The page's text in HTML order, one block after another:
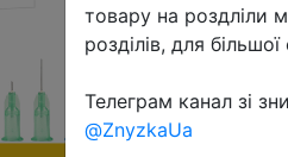
товару на роздліли
розділів, для більшої
Телеграм канал зі
@ZnyzkaUa